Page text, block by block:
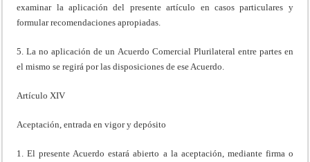
examinar la aplicación del presente artículo en casos particulares y
formular recomendaciones apropiadas.
5. La no aplicación de un Acuerdo Comercial Plurilateral entre partes en
el mismo se regirá por las disposiciones de ese Acuerdo.
Artículo XIV
Aceptación, entrada en vigor y depósito
1. El presente Acuerdo estará abierto a la aceptación, mediante firma o